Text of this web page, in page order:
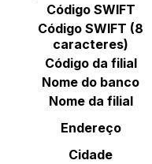
Código SWIFT
Código SWIFT (8
caracteres)
Código da filial
Nome do banco
Nome da filial
Endereço
Cidade